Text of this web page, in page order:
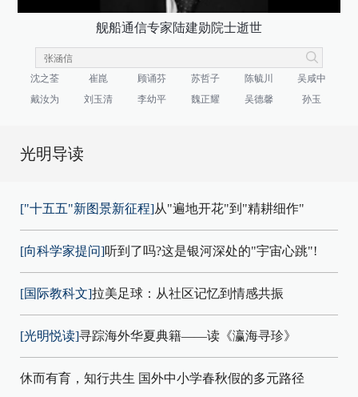
舰船通信专家陆建勋院士逝世
沈之荃 崔崑 顾诵芬 苏哲子 陈毓川
吴咸中
戴汝为
刘玉清 李幼平 魏正耀 吴德馨 孙玉
光明导读
["十五五"新图景新征程]从"遍地开花"到"精耕细作"
[向科学家提问]听到了吗?这是银河深处的"宇宙心跳"!
[国际教科文]拉美足球：从社区记忆到情感共振
[光明悦读]寻踪海外华夏典籍——读《瀛海寻珍》
休而有育，知行共生 国外中小学春秋假的多元路径